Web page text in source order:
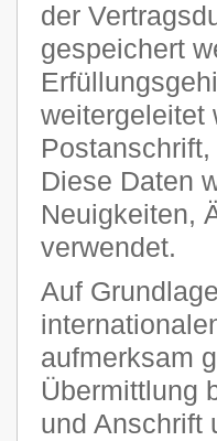
der
gespeichert
weitergeleitet
Diese Daten
Neuigkeiten,
verwendet.
Auf
aufmerksam
Übermittlung
und Anschrift